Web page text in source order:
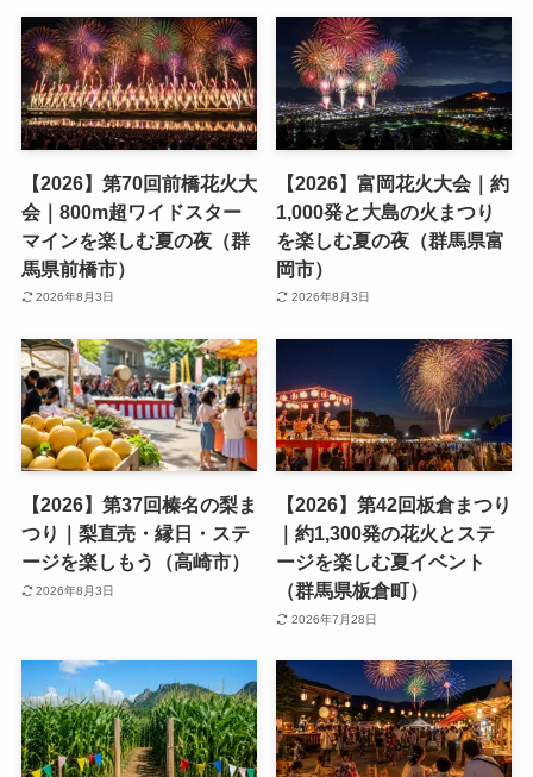
【2026】第70回前橋花火大
会｜800m超ワイドスター
マインを楽しむ夏の夜（群
馬県前橋市）
2026年8月3日
【2026】富岡花火大会｜約
1,000発と大島の火まつり
を楽しむ夏の夜（群馬県富
岡市）
2026年8月3日
【2026】第37回榛名の梨ま
つり｜梨直売・縁日・ステ
ージを楽しもう（高崎市）
2026年8月3日
【2026】第42回板倉まつり
｜約1,300発の花火とステ
ージを楽しむ夏イベント
（群馬県板倉町）
2026年7月28日